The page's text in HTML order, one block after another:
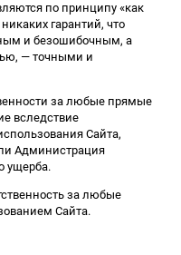
по принципу «как
гарантий, что
и безошибочным, а
— точными и
за любые прямые
вследствие
Сайта,
Администрация
ущерба.
за любые
Сайта.